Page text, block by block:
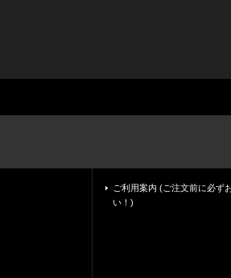
ご利用案内 (ご注文前に必ず
い！)